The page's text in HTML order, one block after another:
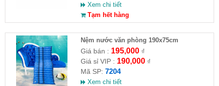
Xem chi tiết
Tạm hết hàng
Nệm nước văn phòng 190x75cm
Giá bán : 195,000₫
Giá sỉ VIP : 190,000₫
Mã SP: 7204
Xem chi tiết